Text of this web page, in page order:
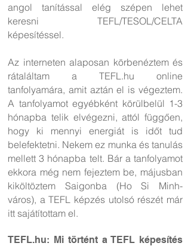
angol tanítással elég szépen lehet
keresni TEFL/TESOL/CELTA
képesítéssel.
Az interneten alaposan körbenéztem és
rátaláltam a TEFL.hu online
tanfolyamára, amit aztán el is végeztem.
A tanfolyamot egyébként körülbelül 1-3
hónapba telik elvégezni, attól függően,
hogy ki mennyi energiát is időt tud
belefektetni. Nekem ez munka és tanulás
mellett 3 hónapba telt. Bár a tanfolyamot
ekkora még nem fejeztem be, májusban
kiköltöztem Saigonba (Ho Si Minh-
város), a TEFL képzés utolsó részét már
itt sajátítottam el.
TEFL.hu: Mi történt a TEFL képesítés